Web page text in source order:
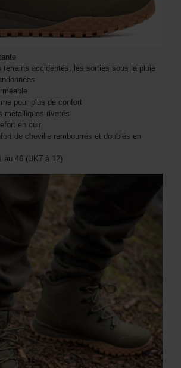
terrains accidentés, les sorties sous la pluie
pour plus de confort
rivetés
en cuir
de cheville rembourrés et doublés en
au 46 (UK7 à 12)